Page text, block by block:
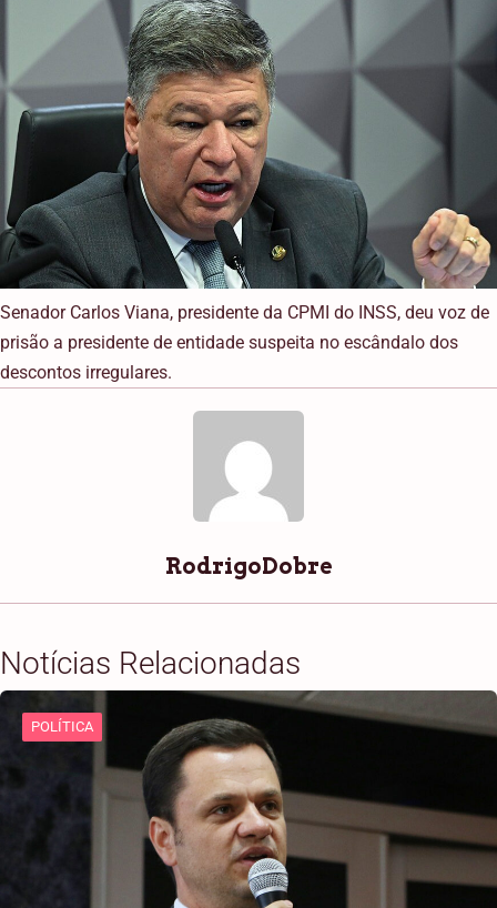
Senador Carlos Viana, presidente da CPMI do INSS, deu voz de
prisão a presidente de entidade suspeita no escândalo dos
descontos irregulares.
RodrigoDobre
Notícias Relacionadas
POLÍTICA